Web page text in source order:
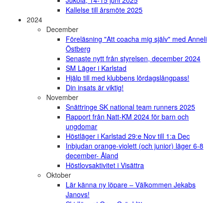
Kallelse till årsmöte 2025
2024
December
Föreläsning "Att coacha mig själv" med Anneli
Östberg
Senaste nytt från styrelsen, december 2024
SM Läger i Karlstad
Hjälp till med klubbens lördagslångpass!
Din insats är viktig!
November
Snättringe SK national team runners 2025
Rapport från Natt-KM 2024 för barn och
ungdomar
Höstläger i Karlstad 29:e Nov till 1:a Dec
Inbjudan orange-violett (och junior) läger 6-8
december- Åland
Höstlovsaktivitet i Visättra
Oktober
Lär känna ny löpare – Välkommen Jekabs
Janovs!